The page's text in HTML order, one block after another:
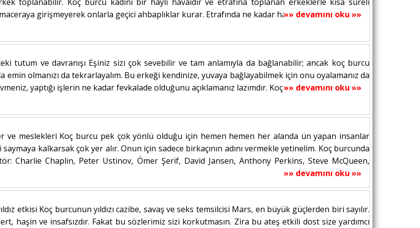
girişmeyerek onlarla geçici ahbaplıklar kurar. Etrafında ne kadar hayranı olursa o...
»» devamını oku »»
tutum ve davranışı Eşiniz sizi çok sevebilir ve tam anlamıyla da bağlanabilir; ancak koç burcu
olmanızı da tekrarlayalım. Bu erkeği kendinize, yuvaya bağlayabilmek için onu oyalamanız da
yaptığı işlerin ne kadar fevkalade olduğunu açıklamanız lazımdır. Koç burcundan olan...
»» devamını oku »»
ve meslekleri Koç burcu pek çok yönlü olduğu için hemen hemen her alanda ün yapan insanlar
saymaya kalkarsak çok yer alır. Onun için sadece birkaçının adını vermekle yetinelim. Koç burcunda
Charlie Chaplin, Peter Ustinov, Ömer Şerif, David Jansen, Anthony Perkins, Steve McQueen,
»» devamını oku »»
etkisi Koç burcunun yıldızı cazibe, savaş ve seks temsilcisi Mars, en büyük güçlerden biri sayılır.
haşin ve insafsızdır. Fakat bu sözlerimiz sizi korkutmasın. Zira bu ateş etkili dost size yardımcı